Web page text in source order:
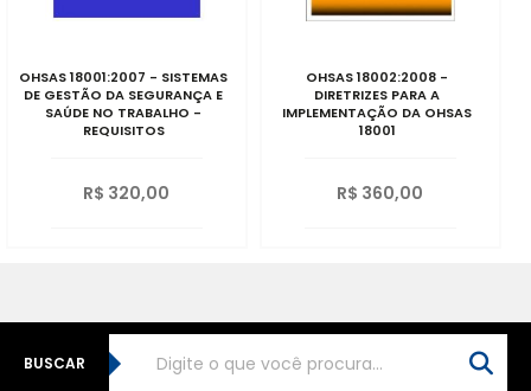
OHSAS 18001:2007 - SISTEMAS
DE GESTÃO DA SEGURANÇA E
SAÚDE NO TRABALHO -
REQUISITOS
R$ 320,00
OHSAS 18002:2008 -
DIRETRIZES PARA A
IMPLEMENTAÇÃO DA OHSAS
18001
R$ 360,00
BUSCAR